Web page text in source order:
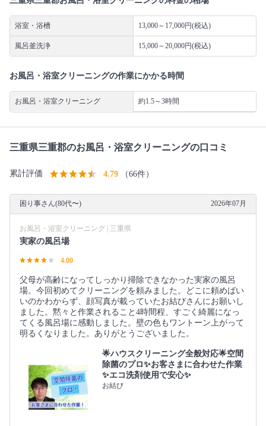
浴室・浴槽 13,000～17,000円(税込)
風呂釜洗浄 15,000～20,000円(税込)
お風呂・浴室クリーニングの作業にかかる時間
お風呂・浴室クリーニング 約1.5～3時間
三重県三重郡のお風呂・浴室クリーニングの口コミ
累計評価 4.79 （66件）
困り事さん(80代〜) 2026年07月
お風呂・浴室クリーニング | 三重県
実家の風呂場
4.00
父母が高齢になってしっかり掃除できなかった実家の風呂
場。今回初めてクリーニングを頼みました。どこに頼めばい
いのかわからず、顔写真が載っていたお結びさんにお願いし
ました。黙々と作業されること4時間程、すごく綺麗になっ
てくる風呂場に感動しました。壁の色もワントーン上がって
明るくなりました。ありがとうございました。
🌟ハウスクリーニング全般対応🌟空間
除菌のプロ✨お客さまに合わせた作業
✨エコ洗剤使用で安心✨
お結び